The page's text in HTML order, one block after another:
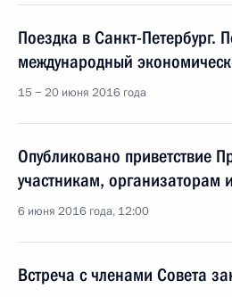
Поездка в Санкт-Петербург.
международный
15 − 20 июня 2016 года
Опубликовано приветствие
участникам,
6 июня 2016 года, 12:00
Встреча с членами Совета